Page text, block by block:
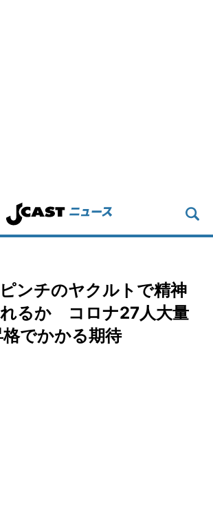
ンチのヤクルトで精神
るか コロナ27人大量
格でかかる期待